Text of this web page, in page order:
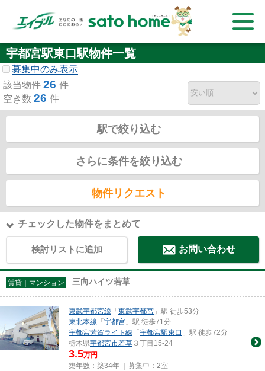
宇都宮駅東口駅物件一覧
募集中のみ表示
該当物件 26 件
空き数 26 件
駅で絞り込む
さらに条件を絞り込む
物件リクエスト
チェックした物件をまとめて
検討リストに追加 お問い合わせ
賃貸｜マンション 三向ハイツ若草
東武宇都宮線 「東武宇都宮 」駅 徒歩53分
東北本線 「宇都宮 」駅 徒歩71分
宇都宮芳賀ライト線 「宇都宮駅東口 」駅 徒歩72分
栃木県宇都宮市若草 ３丁目15-24
3.5万円
築年数：築34年 ｜募集中： 2室